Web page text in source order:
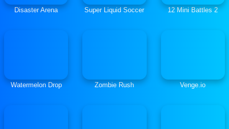
Disaster Arena Super Liquid Soccer 12 Mini Battles 2
Watermelon Drop Zombie Rush Venge.io